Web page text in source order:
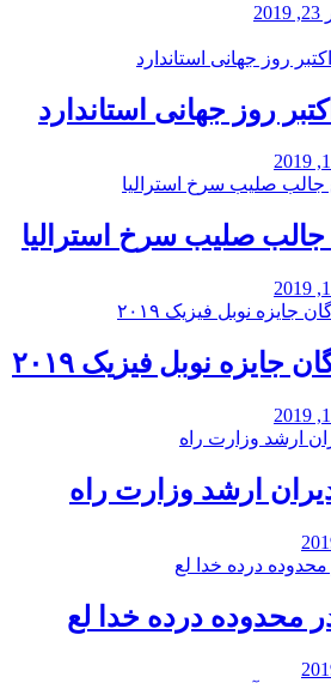
جالب صلیب سرخ استرالیا
جایزه نوبل فیزیک ۲۰۱۹
ارشد وزارت راه
محدوده درده خدا لع